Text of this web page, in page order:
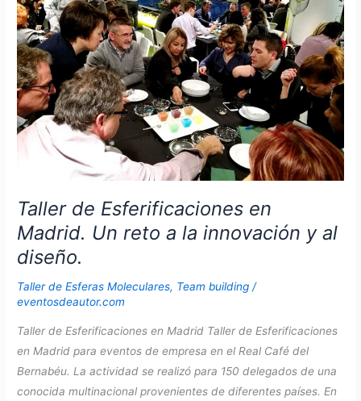
Taller de Esferificaciones en
Madrid. Un reto a la innovación y al
diseño.
Taller de Esferas Moleculares, Team building /
eventosdeautor.com
Taller de Esferificaciones en Madrid Taller de Esferificaciones
en Madrid para eventos de empresa en el Real Café del
Bernabéu. La actividad se realizó para 150 delegados de una
conocida multinacional provenientes de diferentes países. En